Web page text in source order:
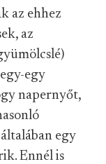
az ehhez
az
egy
napernyőt,
egy
Ennél is